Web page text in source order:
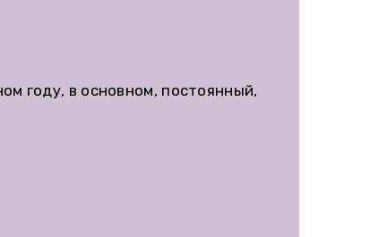
году, в основном, постоянный,